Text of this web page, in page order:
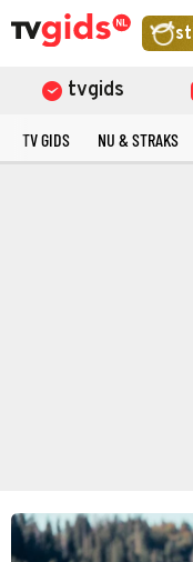
tvgids
TV GIDS NU & STRAKS